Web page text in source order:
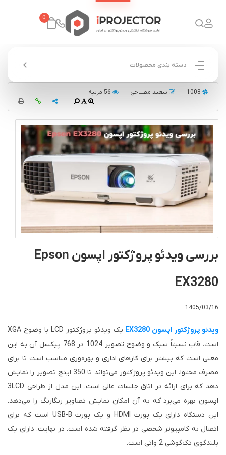
0
دسته بندی محصولات
1008 سعید مصباحی 56 مرتبه
بررسی ویدئو پروژکتور اپسون Epson
EX3280
1405/03/16
ویدئو پروژکتور اپسون EX3280
یک ویدئو پروژکتور LCD با وضوح XGA
است. قاب نسبتاً سبک و وضوح تصویر 1024 در 768 پیکسل آن به این
معنی است که بیشتر برای کارهای اداری و بهره‌وری مناسب است تا برای
مصرف محتوا. این ویدئو پروژکتور می‌تواند تا 350 اینچ تصویر را نمایش
دهد که برای ارائه در اتاق جلسات عالی است. این مدل از طراحی 3LCD
اپسون بهره می‌برد که به آن امکان نمایش تصاویر رنگارنگ را می‌دهد.
این دستگاه دارای یک پورت HDMI و یک پورت USB-B است که برای
اتصال به کامپیوتر شخصی در نظر گرفته شده است. در نهایت، دارای یک
بلندگوی تک‌گوشی 2 واتی است.